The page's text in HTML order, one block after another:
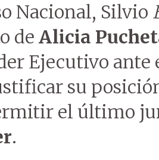
Nacional, Silvio
de Alicia
Ejecutivo ante
su
el último
.